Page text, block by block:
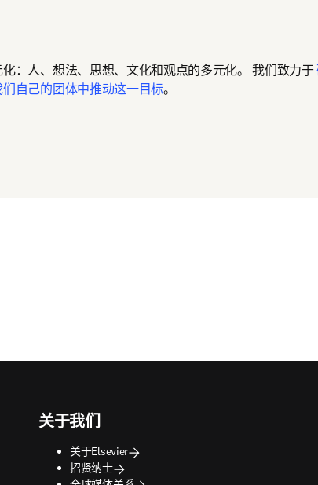
：人、想法、思想、文化和观点的多元化。 我们致力于
自己的团体中推动这一目标。
关于我们
关于Elsevier
招贤纳士